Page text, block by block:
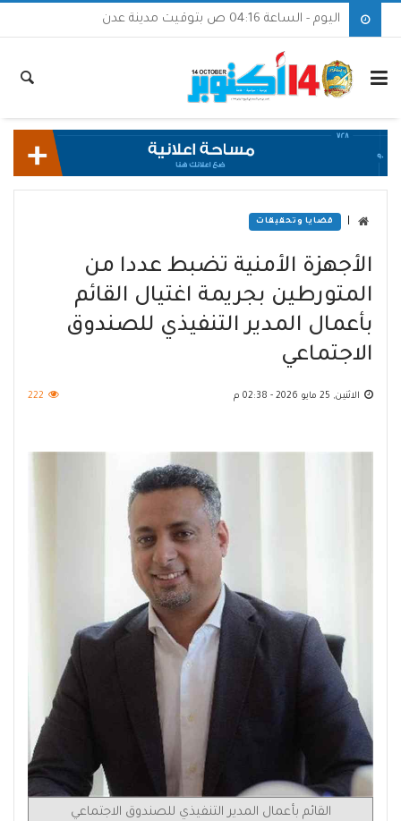
اليوم - الساعة 04:16 ص بتوقيت مدينة عدن
قضايا وتحقيقات
الأجهزة الأمنية تضبط عددا من
المتورطين بجريمة اغتيال القائم
بأعمال المدير التنفيذي للصندوق
الاجتماعي
الاثنين, 25 مايو 2026 - 02:38 م 222
القائم بأعمال المدير التنفيذي للصندوق الاجتماعي